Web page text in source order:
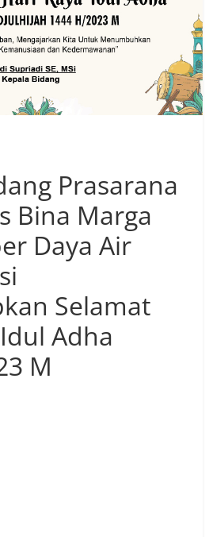
Prasarana
Bina Marga
Daya Air
Selamat
Adha
M